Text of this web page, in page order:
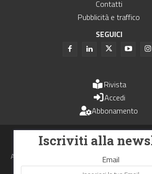
Contatti
Pubblicità e traffico
SEGUICI
Rivista
Accedi
Abbonamento
Uomini e Trasporti è un periodico associato
Periodica Italiana - USPI
Autorizzazione del Tribunale di Bologna N.4993
Webdesign made inNowhere
Iscriviti alla
Email